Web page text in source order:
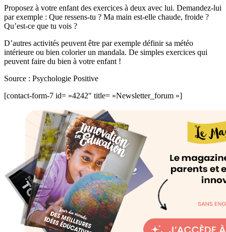
Proposez à votre enfant des exercices à deux avec lui. Demandez-lui
par exemple : Que ressens-tu ? Ma main est-elle chaude, froide ?
Qu’est-ce que tu vois ?
D’autres activités peuvent être par exemple définir sa météo
intérieure ou bien colorier un mandala. De simples exercices qui
peuvent faire du bien à votre enfant !
Source : Psychologie Positive
[contact-form-7 id= »4242″ title= »Newsletter_forum »]